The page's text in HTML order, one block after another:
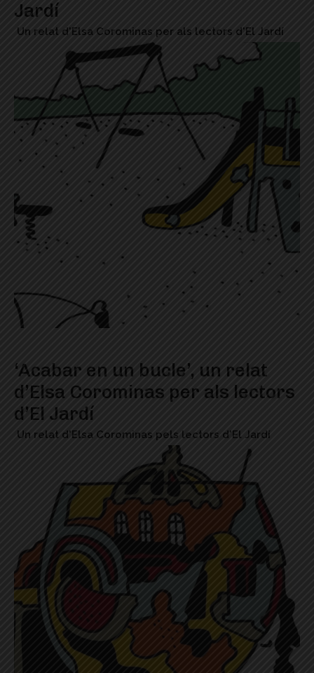
Jardí
Un relat d'Elsa Corominas per als lectors d'El Jardí
‘Acabar en un bucle’, un relat
d’Elsa Corominas per als lectors
d’El Jardí
Un relat d'Elsa Corominas pels lectors d'El Jardí